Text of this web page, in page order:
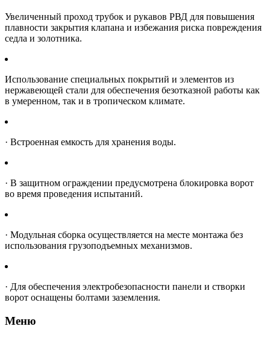
Увеличенный проход трубок и рукавов РВД для повышения
плавности закрытия клапана и избежания риска повреждения
седла и золотника.
Использование специальных покрытий и элементов из
нержавеющей стали для обеспечения безотказной работы как
в умеренном, так и в тропическом климате.
· Встроенная емкость для хранения воды.
· В защитном ограждении предусмотрена блокировка ворот
во время проведения испытаний.
· Модульная сборка осуществляется на месте монтажа без
использования грузоподъемных механизмов.
· Для обеспечения электробезопасности панели и створки
ворот оснащены болтами заземления.
Меню